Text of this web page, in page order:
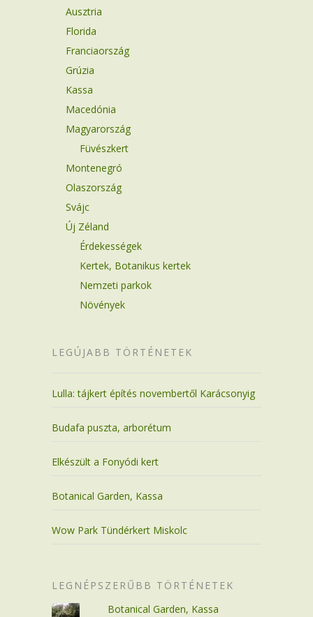
Ausztria
Florida
Franciaország
Grúzia
Kassa
Macedónia
Magyarország
Füvészkert
Montenegró
Olaszország
Svájc
Új Zéland
Érdekességek
Kertek, Botanikus kertek
Nemzeti parkok
Növények
LEGÚJABB TÖRTÉNETEK
Lulla: tájkert építés novembertől Karácsonyig
Budafa puszta, arborétum
Elkészült a Fonyódi kert
Botanical Garden, Kassa
Wow Park Tündérkert Miskolc
LEGNÉPSZERŰBB TÖRTÉNETEK
Botanical Garden, Kassa